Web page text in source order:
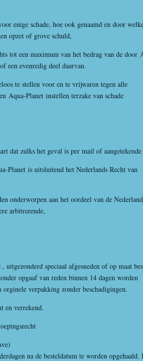
enige schade, hoe ook genaamd en door
opzet of grove schuld,
tot een maximum van het bedrag van de door
een evenredig deel daarvan.
te stellen voor en te vrijwaren tegen alle
Aqua-Planet instellen terzake van schade
dat zulks het geval is per mail of
Planet is uitsluitend het Nederlands Recht van
aan het oordeel van de
arbitrerende,
speciaal afgesneden of op maat
zonder opgaaf van reden binnen 14 dagen
verpakking zonder beschadigingen.
en verrekend.
na de besteldatum te worden opgehaald.